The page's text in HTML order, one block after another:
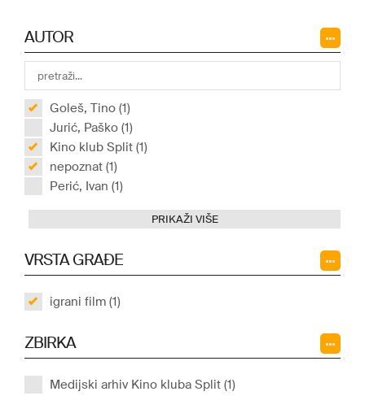
AUTOR
Goleš, Tino (1)
Jurić, Paško (1)
Kino klub Split (1)
nepoznat (1)
Perić, Ivan (1)
PRIKAŽI VIŠE
VRSTA GRAĐE
igrani film (1)
ZBIRKA
Medijski arhiv Kino kluba Split (1)